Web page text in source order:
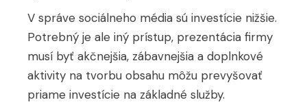
V správe sociálneho média sú investície nižšie.
Potrebný je ale iný prístup, prezentácia firmy
musí byť akčnejšia, zábavnejšia a doplnkové
aktivity na tvorbu obsahu môžu prevyšovať
priame investície na základné služby.